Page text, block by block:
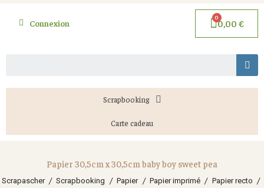
Connexion 0,00 €
Scrapbooking
Carte cadeau
Papier 30,5cm x 30,5cm baby boy sweet pea
Scrapascher Scrapbooking Papier Papier imprimé
Papier recto